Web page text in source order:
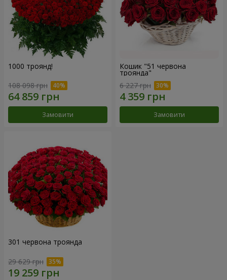
1000 троянд!
108 098 грн
Замовити
Кошик "51 червона
троянда"
6 227 грн
Замовити
301 червона троянда
29 629 грн